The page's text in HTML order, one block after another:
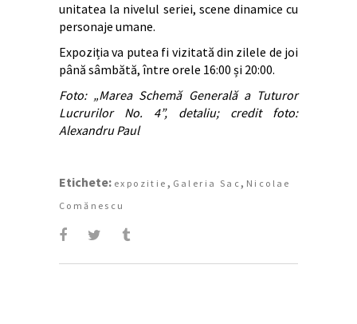
unitatea la nivelul seriei, scene dinamice cu
personaje umane.
Expoziția va putea fi vizitată din zilele de joi
până sâmbătă, între orele 16:00 și 20:00.
Foto: „Marea Schemă Generală a Tuturor
Lucrurilor No. 4”, detaliu; credit foto:
Alexandru Paul
Etichete: expozitie , Galeria Sac, Nicolae
Comănescu